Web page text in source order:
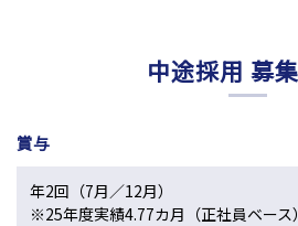
中途採用 募
賞与
年2回（7月／12月）
※25年度実績4.77カ月（正社員ベース）